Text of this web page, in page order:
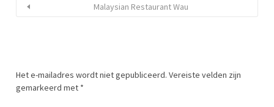
Malaysian Restaurant Wau
Het e-mailadres wordt niet gepubliceerd. Vereiste velden zijn
gemarkeerd met *